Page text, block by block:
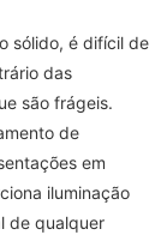
sólido, é difícil de
das
são frágeis.
de
em
iluminação
de qualquer